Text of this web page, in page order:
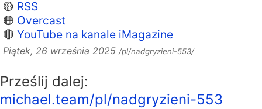
🟡 RSS
🟠 Overcast
🔴 YouTube na kanale iMagazine
Piątek, 26 września 2025 /pl/nadgryzieni-553/
Prześlij dalej:
michael.team/pl/nadgryzieni-553